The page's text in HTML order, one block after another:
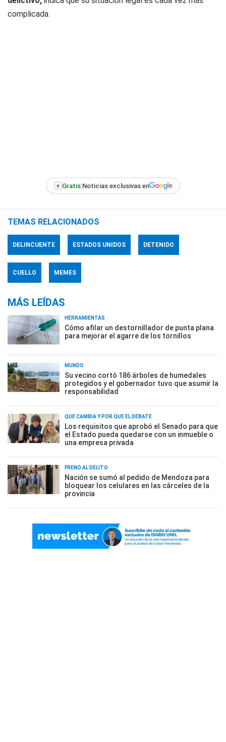
complicada.
+ Gratis:Noticias exclusivas en
TEMAS RELACIONADOS
DELINCUENTE ESTADOS UNIDOS DETENIDO
CUELLO MEMES
MÁS LEÍDAS
HERRAMIENTAS
Cómo afilar un destornillador de punta plana
para mejorar el agarre de los tornillos
MUNDO
Su vecino cortó 186 árboles de humedales
protegidos y el gobernador tuvo que asumir la
responsabilidad
QUÉ CAMBIA Y POR QUÉ EL DEBATE
Los requisitos que aprobó el Senado para que
el Estado pueda quedarse con un inmueble o
una empresa privada
FRENO AL DELITO
Nación se sumó al pedido de Mendoza para
bloquear los celulares en las cárceles de la
provincia